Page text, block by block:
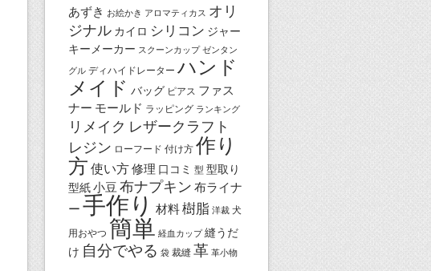
あずき お絵かき アロマティカス オリ
ジナル カイロ シリコン ジャー
キーメーカー スクーンカップ ゼンタン
グル ディハイドレーター ハンド
メイド バッグ ピアス ファス
ナー モールド ラッピング ランキング
リメイク レザークラフト
レジン ローフード 付け方作り
方使い方修理 口コミ 型 型取り
型紙小豆 布ナプキン 布ライナ
ー 手作り 材料樹脂 洋裁 犬
用おやつ 簡単 経血カップ 縫うだ
け 自分でやる 袋 裁縫革 革小物